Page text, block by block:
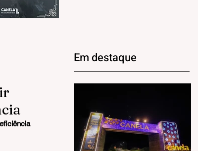
Em destaque